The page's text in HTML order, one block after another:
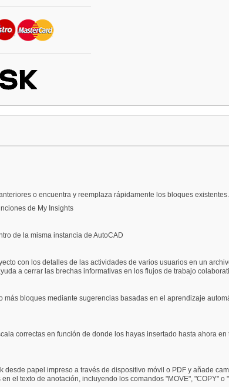
o encuentra y reemplaza rápidamente los bloques existentes.
de My Insights
de la misma instancia de AutoCAD
con los detalles de las actividades de varios usuarios en un
a cerrar las brechas informativas en los flujos de trabajo
bloques mediante sugerencias basadas en el aprendizaje
correctas en función de donde los hayas insertado hasta ahora
papel impreso a través de dispositivo móvil o PDF y añade
el texto de anotación, incluyendo los comandos "MOVE", "COPY" o